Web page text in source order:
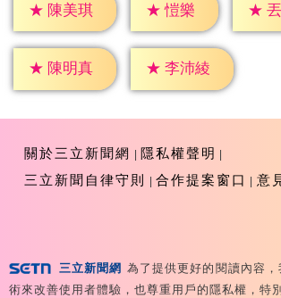
★ 陳美琪 ★ 愷樂 ★
★ 陳明真 ★ 李沛綾
關於三立新聞網
隱私權聲明
三立新聞自律守則
合作提案窗口 意
Copyright ©2026 Sanlih E-
三立新聞網 為了提供更好的閱讀內容
術來改善使用者體驗，也尊重用戶的隱私權，特